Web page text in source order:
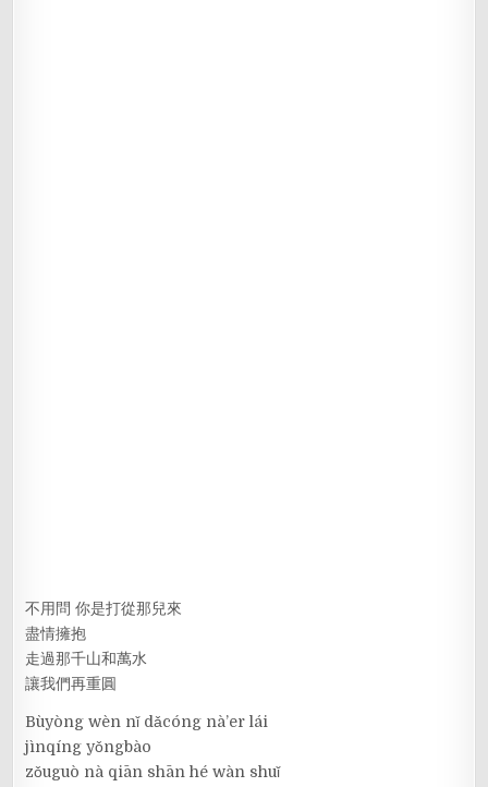
不用問 你是打從那兒來
盡情擁抱
走過那千山和萬水
讓我們再重圓
Bùyòng wèn nǐ dǎcóng nà’er lái
jìnqíng yǒngbào
zǒuguò nà qiān shān hé wàn shuǐ